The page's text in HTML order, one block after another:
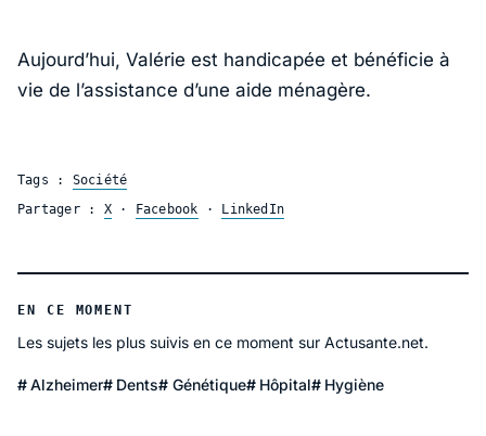
Aujourd’hui, Valérie est handicapée et bénéficie à
vie de l’assistance d’une aide ménagère.
Tags : Société
Partager : X· Facebook · LinkedIn
EN CE MOMENT
Les sujets les plus suivis en ce moment sur Actusante.net.
Alzheimer Dents Génétique Hôpital Hygiène